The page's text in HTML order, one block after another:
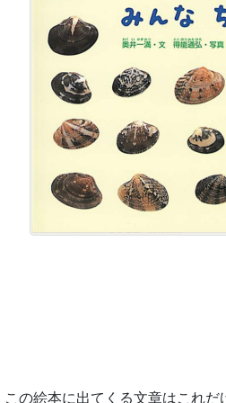
絵本に出てくる文章はこれだ